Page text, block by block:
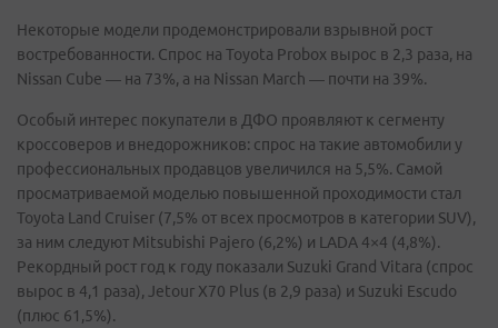
Некоторые модели продемонстрировали взрывной рост
востребованности. Спрос на Toyota Probox вырос в 2,3 раза, на
Nissan Cube — на 73%, а на Nissan March — почти на 39%.
Особый интерес покупатели в ДФО проявляют к сегменту
кроссоверов и внедорожников: спрос на такие автомобили у
профессиональных продавцов увеличился на 5,5%. Самой
просматриваемой моделью повышенной проходимости стал
Toyota Land Cruiser (7,5% от всех просмотров в категории SUV),
за ним следуют Mitsubishi Pajero (6,2%) и LADA 4×4 (4,8%).
Рекордный рост год к году показали Suzuki Grand Vitara (спрос
вырос в 4,1 раза), Jetour X70 Plus (в 2,9 раза) и Suzuki Escudo
(плюс 61,5%).